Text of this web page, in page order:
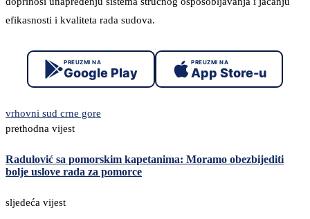
efikasnosti i kvaliteta rada sudova.
PREUZMI NA
Google Play
PREUZMI NA
App Store-u
vrhovni sud crne gore
prethodna vijest
Radulović sa pomorskim kapetanima: Moramo obezbijediti
bolje uslove rada za pomorce
sljedeća vijest